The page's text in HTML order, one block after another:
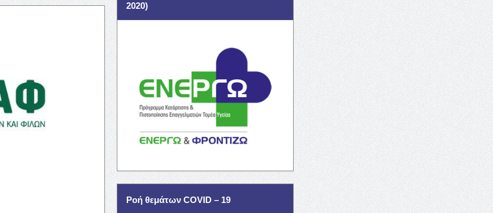
2020)
Ροή θεμάτων COVID – 19